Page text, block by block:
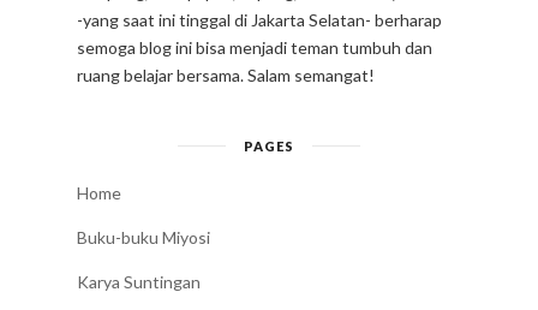
-yang saat ini tinggal di Jakarta Selatan- berharap
semoga blog ini bisa menjadi teman tumbuh dan
ruang belajar bersama. Salam semangat!
PAGES
Home
Buku-buku Miyosi
Karya Suntingan